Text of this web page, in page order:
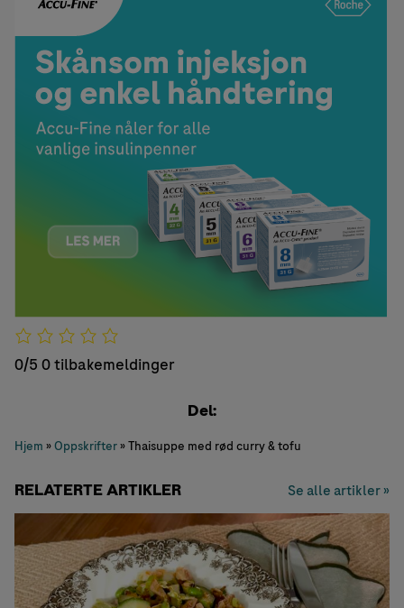
0/5 0 tilbakemeldinger
Del:
Hjem »Oppskrifter»Thaisuppe med rød curry & tofu
RELATERTE ARTIKLER Se alle artikler »